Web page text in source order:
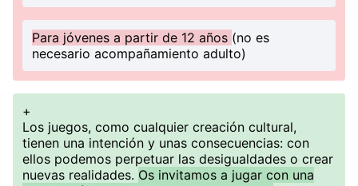
Para jóvenes a partir de 12 años (no es
necesario acompañamiento adulto)
+
Los juegos, como cualquier creación cultural,
tienen una intención y unas consecuencias: con
ellos podemos perpetuar las desigualdades o crear
nuevas realidades. Os invitamos a jugar con una